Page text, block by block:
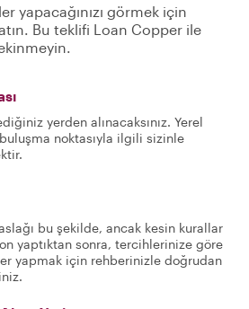
yapacağınızı görmek için
Bu teklifi Loan Copper ile
yerden alınacaksınız. Yerel
noktasıyla ilgili sizinle
bu şekilde, ancak kesin kurallar
yaptıktan sonra, tercihlerinize göre
yapmak için rehberinizle doğrudan